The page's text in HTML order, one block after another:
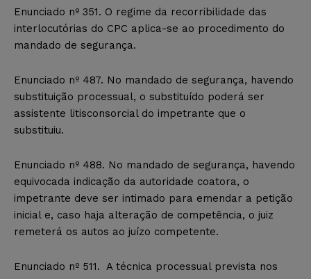
Enunciado nº 351. O regime da recorribilidade das
interlocutórias do CPC aplica-se ao procedimento do
mandado de segurança.
Enunciado nº 487. No mandado de segurança, havendo
substituição processual, o substituído poderá ser
assistente litisconsorcial do impetrante que o
substituiu.
Enunciado nº 488. No mandado de segurança, havendo
equivocada indicação da autoridade coatora, o
impetrante deve ser intimado para emendar a petição
inicial e, caso haja alteração de competência, o juiz
remeterá os autos ao juízo competente.
Enunciado nº 511. A técnica processual prevista nos